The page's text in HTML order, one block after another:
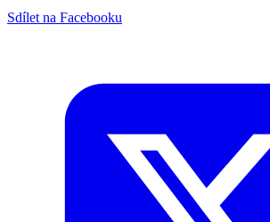
Sdílet na Facebooku